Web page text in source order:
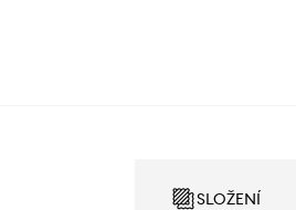
SLOŽENÍ